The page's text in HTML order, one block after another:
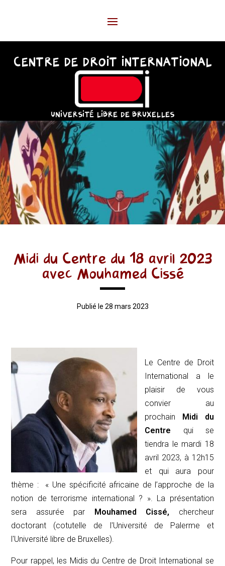
CENTRE DE DROIT INTERNATIONAL
UNIVERSITÉ LIBRE DE BRUXELLES
Midi du Centre du 18 avril 2023
avec Mouhamed Cissé
Publié le 28 mars 2023
Le Centre de Droit
International a le
plaisir de vous
convier au
prochain Midi du
Centre qui se
tiendra le mardi 18
avril 2023, à 12h15
et qui aura pour
thème : « Une spécificité africaine de l’approche de la
notion de terrorisme international ? ». La présentation
sera assurée par Mouhamed Cissé, chercheur
doctorant (cotutelle de l'Université de Palerme et
l'Université libre de Bruxelles).
Pour rappel, les Midis du Centre de Droit International se